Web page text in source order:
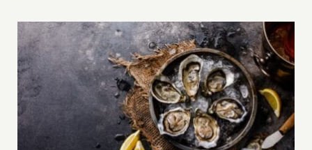
İstiridye Alerjisi: Belirtileri, Nedenleri ve Tedavi
Yöntemleri